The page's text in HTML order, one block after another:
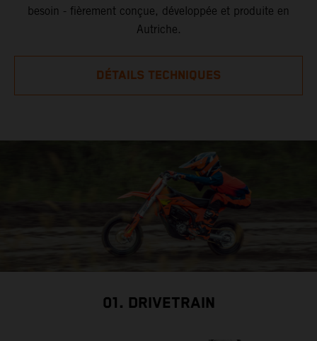
besoin - fièrement conçue, développée et produite en
Autriche.
DÉTAILS TECHNIQUES
01. DRIVETRAIN